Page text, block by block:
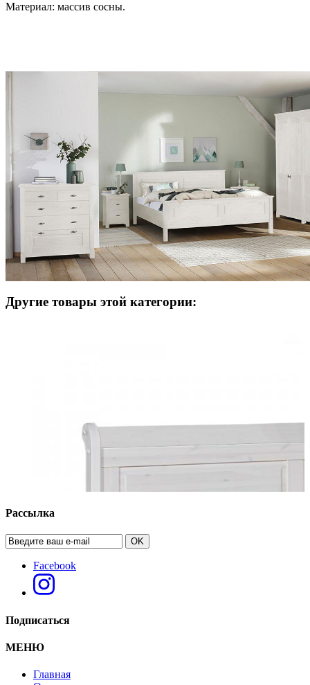
Материал: массив сосны.
Другие товары этой категории:
Рассылка
OK
Facebook
Подписаться
МЕНЮ
Главная